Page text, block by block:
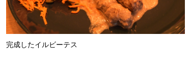
完成したイルビーテス